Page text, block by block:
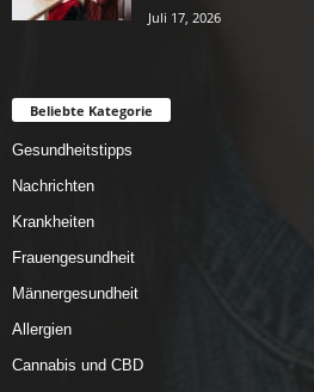
Juli 17, 2026
Beliebte Kategorie
Gesundheitstipps
Nachrichten
Krankheiten
Frauengesundheit
Männergesundheit
Allergien
Cannabis und CBD